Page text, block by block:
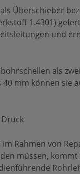
Überschieber
1.4301)
und
als
mm können sie
Rahmen von
müssen,